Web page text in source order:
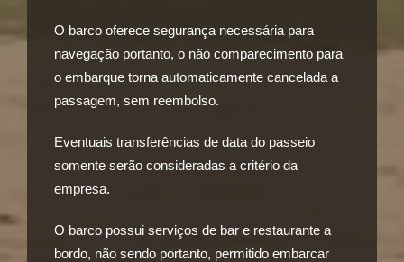
O barco oferece segurança necessária para
navegação portanto, o não comparecimento para
o embarque torna automaticamente cancelada a
passagem, sem reembolso.
Eventuais transferências de data do passeio
somente serão consideradas a critério da
empresa.
O barco possui serviços de bar e restaurante a
bordo, não sendo portanto, permitido embarcar